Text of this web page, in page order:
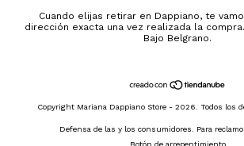
Cuando elijas retirar en Dappiano, te
dirección exacta una vez realizada la
Bajo Belgrano.
Copyright Mariana Dappiano Store - 2026. Todos los
Defensa de las y los consumidores. Para
Botón de arrepentimiento